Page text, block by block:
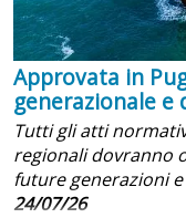
Approvata in
generazionale e
Tutti gli atti
regionali dovranno
future generazioni
24/07/26